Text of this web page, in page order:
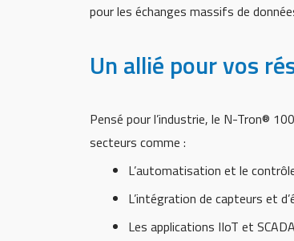
pour les échanges massifs de
Un allié pour vos
Pensé pour l’industrie, le N-Tron®
secteurs comme :
L’automatisation et le
L’intégration de capteurs et
Les applications IIoT et SCADA